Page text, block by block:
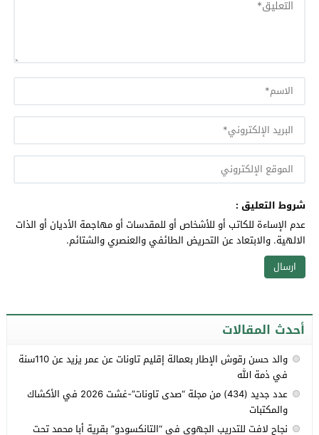
شروط التعليق :
عدم الإساءة للكاتب أو للأشخاص أو للمقدسات أو مهاجمة الأديان أو الذات
الالهية. والابتعاد عن التحريض الطائفي والعنصري والشتائم.
أحدث المقالات
والد حسن رقوش الإطار بعمالة إقليم تاونات عن عمر يزيد عن 110سنة
في ذمة الله
عدد جديد (434) من مجلة “صدى تاونات”-غشت 2026 في الأكشاك
والمكتبات
نجاح لافت للتدريب الجهوي في “التانكسودو” بقرية أبا محمد تحت